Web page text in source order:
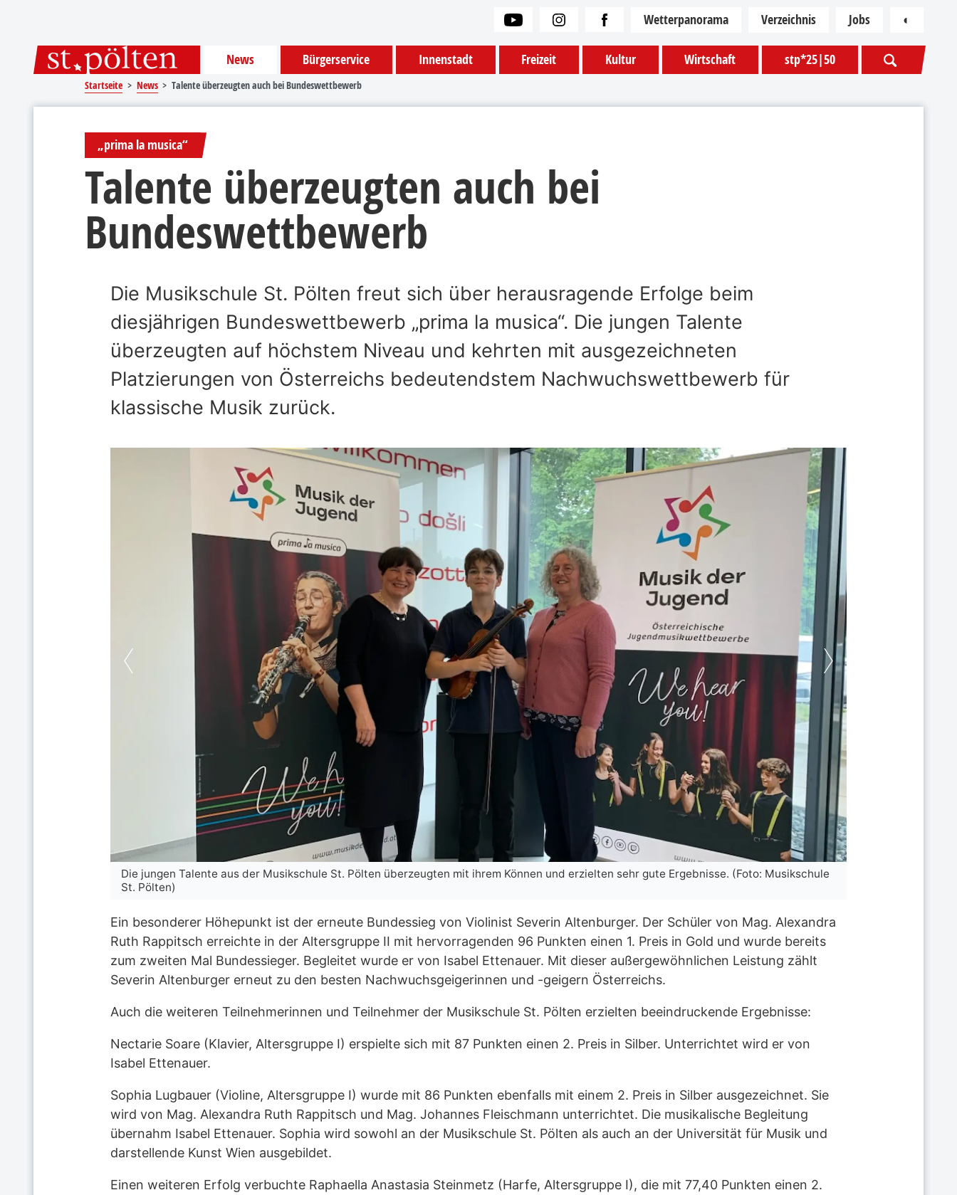
News Bürgerservice Innenstadt Freizeit Kultur Wirtschaft stp*25|50
Wetterpanorama Verzeichnis Jobs ◐
Startseite News Talente überzeugten auch bei Bundeswettbewerb
„prima la musica“
Talente überzeugten auch bei
Bundeswettbewerb
Die Musikschule St. Pölten freut sich über herausragende Erfolge beim
diesjährigen Bundeswettbewerb „prima la musica“. Die jungen Talente
überzeugten auf höchstem Niveau und kehrten mit ausgezeichneten
Platzierungen von Österreichs bedeutendstem Nachwuchswettbewerb für
klassische Musik zurück.
Die jungen Talente aus der Musikschule St. Pölten überzeugten mit ihrem Können und erzielten sehr gute Ergebnisse. (Foto: Musikschule
St. Pölten)
Ein besonderer Höhepunkt ist der erneute Bundessieg von Violinist Severin Altenburger. Der Schüler von Mag. Alexandra
Ruth Rappitsch erreichte in der Altersgruppe II mit hervorragenden 96 Punkten einen 1. Preis in Gold und wurde bereits
zum zweiten Mal Bundessieger. Begleitet wurde er von Isabel Ettenauer. Mit dieser außergewöhnlichen Leistung zählt
Severin Altenburger erneut zu den besten Nachwuchsgeigerinnen und -geigern Österreichs.
Auch die weiteren Teilnehmerinnen und Teilnehmer der Musikschule St. Pölten erzielten beeindruckende Ergebnisse:
Nectarie Soare (Klavier, Altersgruppe I) erspielte sich mit 87 Punkten einen 2. Preis in Silber. Unterrichtet wird er von
Isabel Ettenauer.
Sophia Lugbauer (Violine, Altersgruppe I) wurde mit 86 Punkten ebenfalls mit einem 2. Preis in Silber ausgezeichnet. Sie
wird von Mag. Alexandra Ruth Rappitsch und Mag. Johannes Fleischmann unterrichtet. Die musikalische Begleitung
übernahm Isabel Ettenauer. Sophia wird sowohl an der Musikschule St. Pölten als auch an der Universität für Musik und
darstellende Kunst Wien ausgebildet.
Einen weiteren Erfolg verbuchte Raphaella Anastasia Steinmetz (Harfe, Altersgruppe I), die mit 77,40 Punkten einen 2.